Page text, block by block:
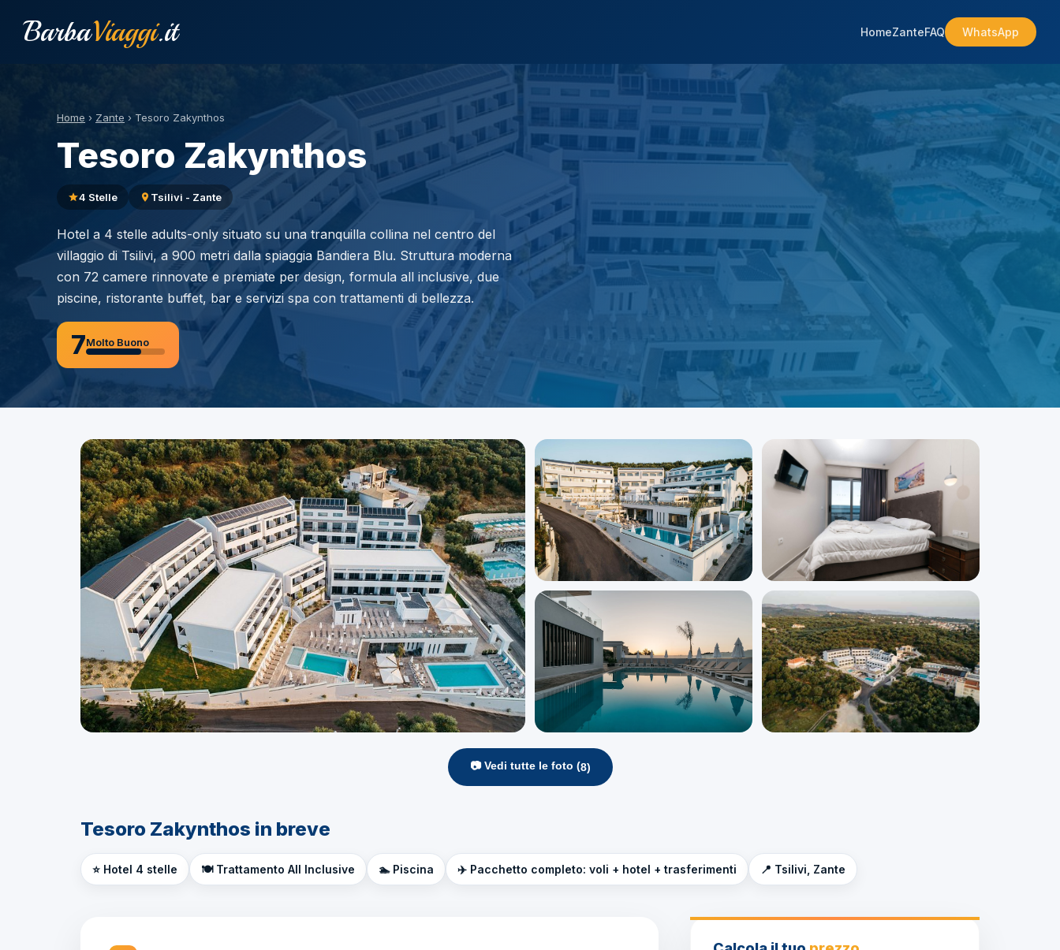
BarbaViaggi.it HomeZanteFAQ WhatsApp
Home › Zante › Tesoro Zakynthos
Tesoro Zakynthos
4 Stelle Tsilivi - Zante
Hotel a 4 stelle adults-only situato su una tranquilla collina nel centro del
villaggio di Tsilivi, a 900 metri dalla spiaggia Bandiera Blu. Struttura moderna
con 72 camere rinnovate e premiate per design, formula all inclusive, due
piscine, ristorante buffet, bar e servizi spa con trattamenti di bellezza.
7Molto Buono
📷 Vedi tutte le foto (8)
Tesoro Zakynthos in breve
⭐ Hotel 4 stelle 🍽️ Trattamento All Inclusive 🏊 Piscina ✈️ Pacchetto completo: voli + hotel + trasferimenti 📍 Tsilivi, Zante